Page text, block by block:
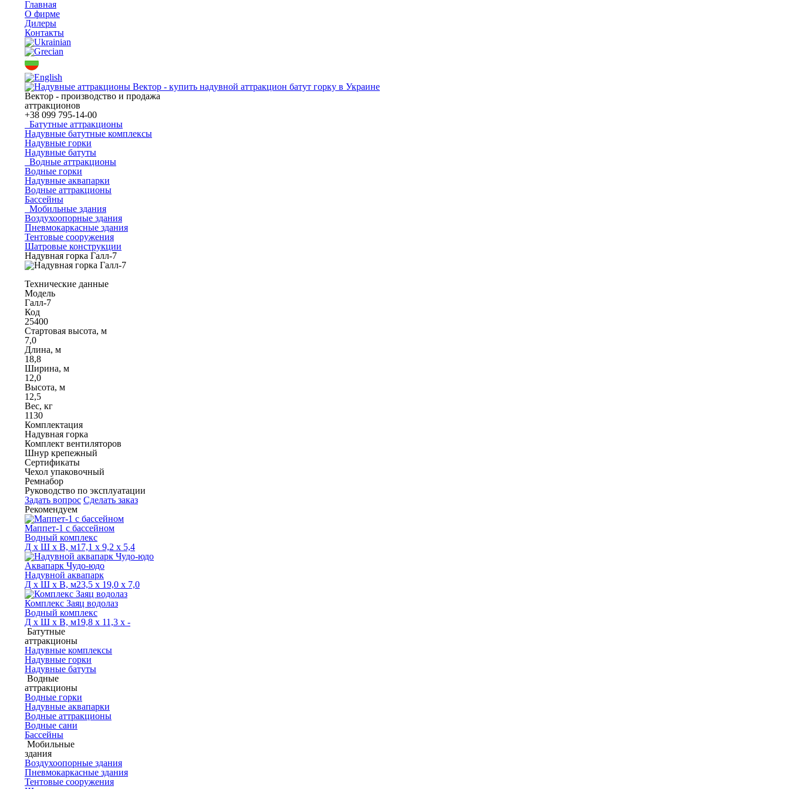
Главная
О фирме
Дилеры
Контакты
Вектор - производство и продажа
аттракционов
+38 099 795-14-00
Батутные аттракционы
Надувные батутные комплексы
Надувные горки
Надувные батуты
Водные аттракционы
Водные горки
Надувные аквапарки
Водные аттракционы
Бассейны
Мобильные здания
Воздухоопорные здания
Пневмокаркасные здания
Тентовые сооружения
Шатровые конструкции
Надувная горка Галл-7
Технические данные
Модель
Галл-7
Код
25400
Стартовая высота, м
7,0
Длина, м
18,8
Ширина, м
12,0
Высота, м
12,5
Вес, кг
1130
Комплектация
Надувная горка
Комплект вентиляторов
Шнур крепежный
Сертификаты
Чехол упаковочный
Ремнабор
Руководство по эксплуатации
Задать вопрос Сделать заказ
Рекомендуем
Маппет-1 с бассейном
Водный комплекс
Д х Ш х В, м17,1 х 9,2 х 5,4
Аквапарк Чудо-юдо
Надувной аквапарк
Д х Ш х В, м23,5 х 19,0 х 7,0
Комплекс Заяц водолаз
Водный комплекс
Д х Ш х В, м19,8 х 11,3 х -
Батутные
аттракционы
Надувные комплексы
Надувные горки
Надувные батуты
Водные
аттракционы
Водные горки
Надувные аквапарки
Водные аттракционы
Водные сани
Бассейны
Мобильные
здания
Воздухоопорные здания
Пневмокаркасные здания
Тентовые сооружения